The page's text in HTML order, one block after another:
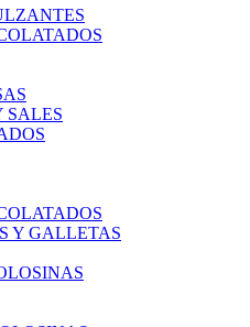
SALES
Y GALLETAS